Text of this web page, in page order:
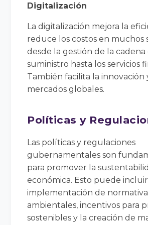
Digitalización
La digitalización mejora la
reduce los costos en muchos
desde la gestión de la cadena
suministro hasta los servicios
También facilita la innovación
mercados globales.
Políticas y
Las políticas y regulaciones
gubernamentales son
para promover la
económica. Esto puede
implementación de
ambientales, incentivos para
sostenibles y la creación de